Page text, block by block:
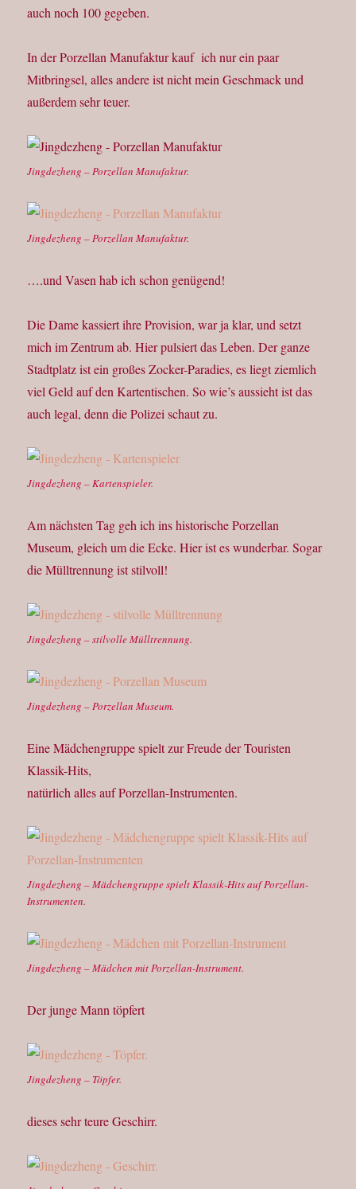
auch noch 100 gegeben.
In der Porzellan Manufaktur kauf ich nur ein paar
Mitbringsel, alles andere ist nicht mein Geschmack und
außerdem sehr teuer.
Jingdezheng – Porzellan Manufaktur.
Jingdezheng – Porzellan Manufaktur.
….und Vasen hab ich schon genügend!
Die Dame kassiert ihre Provision, war ja klar, und setzt
mich im Zentrum ab. Hier pulsiert das Leben. Der ganze
Stadtplatz ist ein großes Zocker-Paradies, es liegt ziemlich
viel Geld auf den Kartentischen. So wie’s aussieht ist das
auch legal, denn die Polizei schaut zu.
Jingdezheng – Kartenspieler.
Am nächsten Tag geh ich ins historische Porzellan
Museum, gleich um die Ecke. Hier ist es wunderbar. Sogar
die Mülltrennung ist stilvoll!
Jingdezheng – stilvolle Mülltrennung.
Jingdezheng – Porzellan Museum.
Eine Mädchengruppe spielt zur Freude der Touristen
Klassik-Hits,
natürlich alles auf Porzellan-Instrumenten.
Jingdezheng – Mädchengruppe spielt Klassik-Hits auf Porzellan-
Instrumenten.
Jingdezheng – Mädchen mit Porzellan-Instrument.
Der junge Mann töpfert
Jingdezheng – Töpfer.
dieses sehr teure Geschirr.